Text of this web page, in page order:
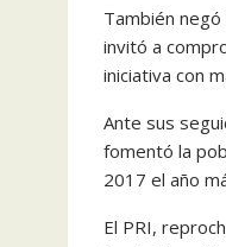
También
invitó a
iniciativa con
Ante sus
fomentó la
2017 el año
El PRI,